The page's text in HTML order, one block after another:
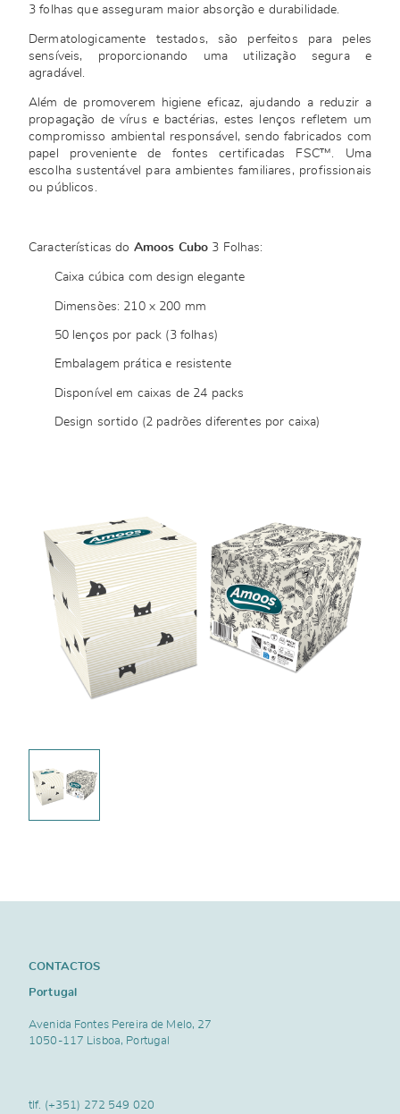
3 folhas que asseguram maior absorção e durabilidade.
Dermatologicamente testados, são perfeitos para peles
sensíveis, proporcionando uma utilização segura e
agradável.
Além de promoverem higiene eficaz, ajudando a reduzir a
propagação de vírus e bactérias, estes lenços refletem um
compromisso ambiental responsável, sendo fabricados com
papel proveniente de fontes certificadas FSC™. Uma
escolha sustentável para ambientes familiares, profissionais
ou públicos.
Características do Amoos Cubo 3 Folhas:
Caixa cúbica com design elegante
Dimensões: 210 x 200 mm
50 lenços por pack (3 folhas)
Embalagem prática e resistente
Disponível em caixas de 24 packs
Design sortido (2 padrões diferentes por caixa)
CONTACTOS
Portugal
Avenida Fontes Pereira de Melo, 27
1050-117 Lisboa, Portugal
tlf. (+351) 272 549 020